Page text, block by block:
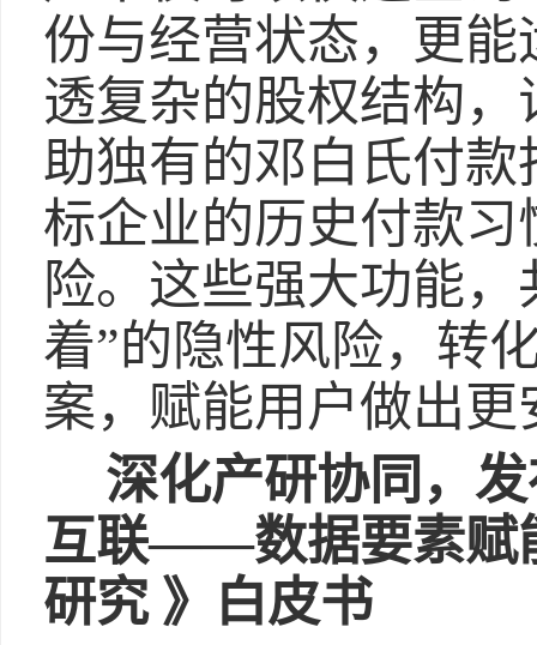
份与经营状态，更能
透复杂的股权结构
助独有的邓白氏付款
标企业的历史付款
险。这些强大功能
着”的隐性风险，转
案，赋能用户做出
深化产研协同，
互联——数据要素赋
研究 》白皮书